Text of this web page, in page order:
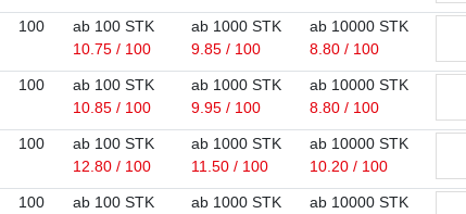
100
ab 100 STK
10.75 / 100
ab 1000 STK
9.85 / 100
ab 10000 STK
8.80 / 100
100
ab 100 STK
10.85 / 100
ab 1000 STK
9.95 / 100
ab 10000 STK
8.80 / 100
100
ab 100 STK
12.80 / 100
ab 1000 STK
11.50 / 100
ab 10000 STK
10.20 / 100
100
ab 100 STK
ab 1000 STK
ab 10000 STK